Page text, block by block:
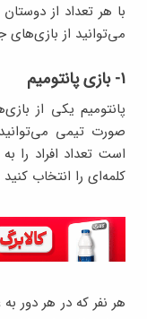
با هر تعداد از
می‌توانید از بازی‌های
۱- بازی پانتومیم
پانتومیم یکی از
صورت تیمی
است تعداد افراد را
کلمه‌ای را انتخاب
هر نفر که در هر دور